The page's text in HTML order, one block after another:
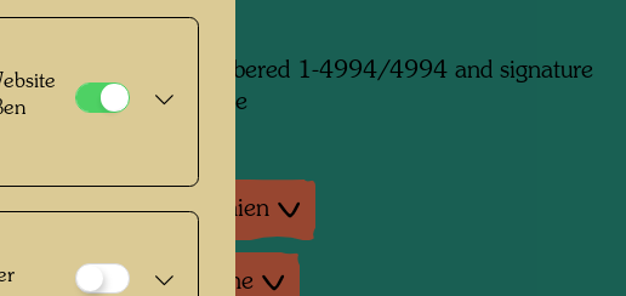
Edition of 4,994, numbered 1-4994/4994 and signature
engraved on the reverse
Literatur: Monographien
Literatur: Verschiedene